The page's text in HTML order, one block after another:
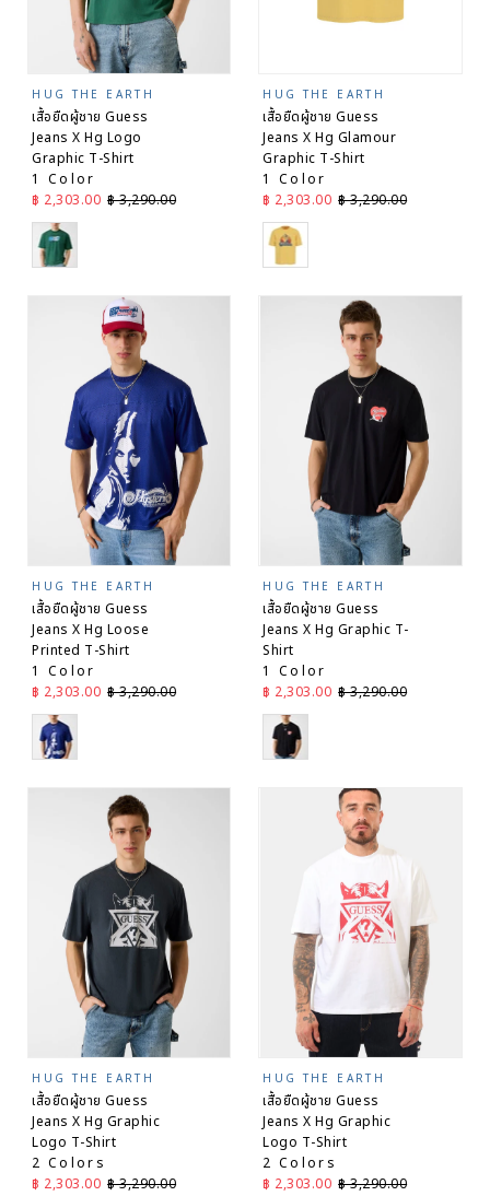
HUG THE EARTH
เสื้อยืดผู้ชาย Guess
Jeans X Hg Logo
Graphic T-Shirt
1 Color
ราคาลด
฿ 2,303.00 ราคาปกติ
฿ 3,290.00
Green
HUG THE EARTH
เสื้อยืดผู้ชาย Guess
Jeans X Hg Glamour
Graphic T-Shirt
1 Color
ราคาลด
฿ 2,303.00 ราคาปกติ
฿ 3,290.00
Yellow
HUG THE EARTH
เสื้อยืดผู้ชาย Guess
Jeans X Hg Loose
Printed T-Shirt
1 Color
ราคาลด
฿ 2,303.00 ราคาปกติ
฿ 3,290.00
Blue
HUG THE EARTH
เสื้อยืดผู้ชาย Guess
Jeans X Hg Graphic T-
Shirt
1 Color
ราคาลด
฿ 2,303.00 ราคาปกติ
฿ 3,290.00
Black
HUG THE EARTH
เสื้อยืดผู้ชาย Guess
Jeans X Hg Graphic
Logo T-Shirt
2 Colors
ราคาลด
฿ 2,303.00 ราคาปกติ
฿ 3,290.00
HUG THE EARTH
เสื้อยืดผู้ชาย Guess
Jeans X Hg Graphic
Logo T-Shirt
2 Colors
ราคาลด
฿ 2,303.00 ราคาปกติ
฿ 3,290.00